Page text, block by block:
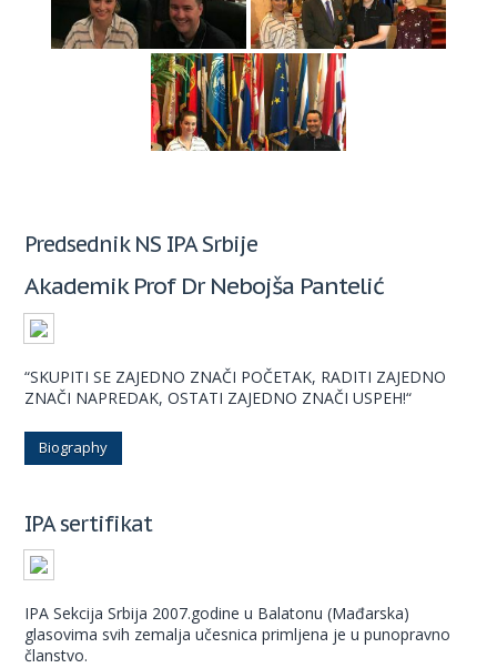
Predsednik NS IPA Srbije
Akademik Prof Dr Nebojša Pantelić
“SKUPITI SE ZAJEDNO ZNAČI POČETAK, RADITI ZAJEDNO
ZNAČI NAPREDAK, OSTATI ZAJEDNO ZNAČI USPEH!“
Biography
IPA sertifikat
IPA Sekcija Srbija 2007.godine u Balatonu (Mađarska)
glasovima svih zemalja učesnica primljena je u punopravno
članstvo.